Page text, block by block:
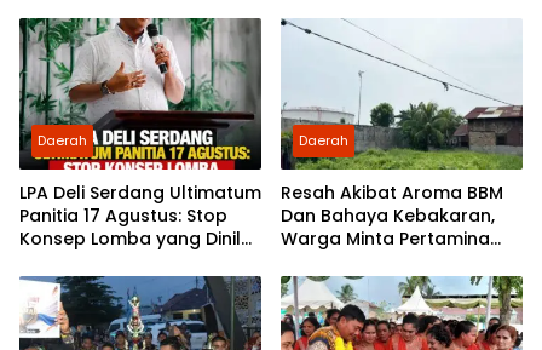
Daerah
LPA Deli Serdang Ultimatum
Panitia 17 Agustus: Stop
Konsep Lomba yang Dinilai
Daerah
Resah Akibat Aroma BBM
Dan Bahaya Kebakaran,
Warga Minta Pertamina